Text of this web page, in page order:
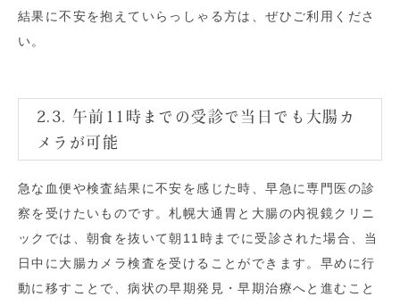
結果に不安を抱えていらっしゃる方は、ぜひご利用くださ
い。
2.3. 午前11時までの受診で当日でも大腸カ
メラが可能
急な血便や検査結果に不安を感じた時、早急に専門医の診
察を受けたいものです。札幌大通胃と大腸の内視鏡クリニ
ックでは、朝食を抜いて朝11時までに受診された場合、当
日中に大腸カメラ検査を受けることができます。早めに行
動に移すことで、病状の早期発見・早期治療へと進むこと